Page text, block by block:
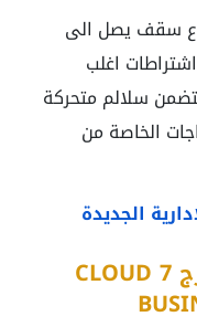
سقف يصل الى
اغلب
يتضمن سلالم متحركة
الخاصة من
الجديدة
التصميم المعماري لبرج CLOUD 7